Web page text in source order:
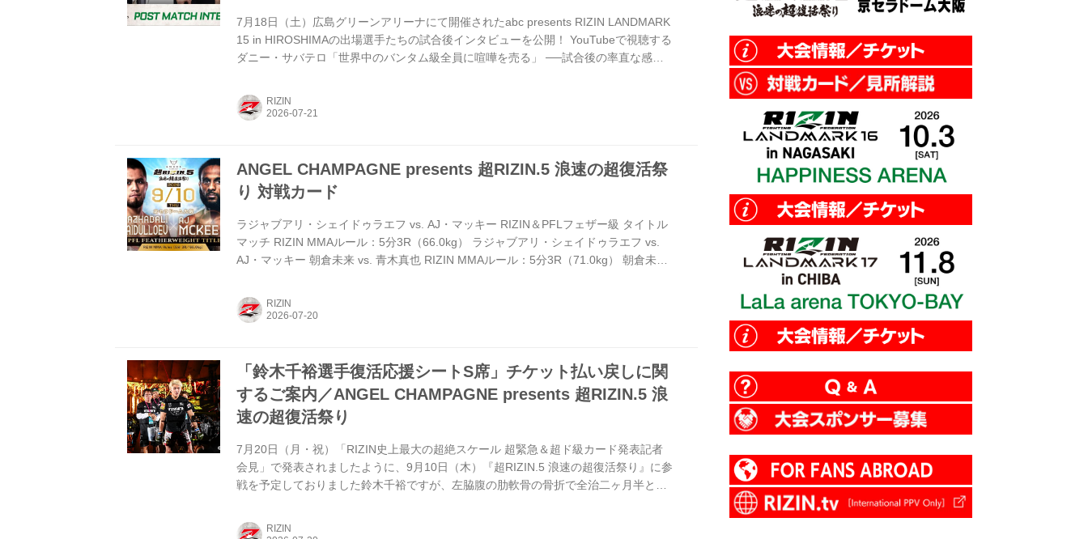
7月18日（土）広島グリーンアリーナにて開催されたabc presents RIZIN LANDMARK
15 in HIROSHIMAの出場選手たちの試合後インタビューを公開！ YouTubeで視聴する
ダニー・サバテロ「世界中のバンタム級全員に喧嘩を売る」 ──試合後の率直な感想
ですね。すごく気分が良くて、とにかく興奮しています、みんな俺にタイトルマッチ
ではフィニッシュしろと言っていた。やっぱりフィニッシュができてすごく嬉しいで
RIZIN
ANGEL CHAMPAGNE presents 超RIZIN.5 浪速の超復活祭
り 対戦カード
ラジャブアリ・シェイドゥラエフ vs. AJ・マッキー RIZIN＆PFLフェザー級 タイトル
マッチ RIZIN MMAルール：5分3R（66.0kg） ラジャブアリ・シェイドゥラエフ vs.
AJ・マッキー 朝倉未来 vs. 青木真也 RIZIN MMAルール：5分3R（71.0kg） 朝倉未来
3R（71.0kg） ホベルト・サトシ・ソウザ vs. 野村駿太 カルシャガ・ダウトベック vs.
平本蓮 RIZIN MMAルール：5分3R（66.0kg） カルシャガ・ダウトベック vs. 平本蓮
RIZIN
「鈴木千裕選手復活応援シートS席」チケット払い戻しに関
するご案内／ANGEL CHAMPAGNE presents 超RIZIN.5 浪
速の超復活祭り
7月20日（月・祝）「RIZIN史上最大の超絶スケール 超緊急＆超ド級カード発表記者
会見」で発表されましたように、9月10日（木）『超RIZIN.5 浪速の超復活祭り』に参
戦を予定しておりました鈴木千裕ですが、左脇腹の肋軟骨の骨折で全治二ヶ月半と診
『RIZIN史上最大の超絶スケール 超緊急＆超ド級カード発表記者会見』が7/20(月･祝)
RIZIN